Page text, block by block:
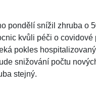
pondělí snížil zhruba o
kvůli péči o
pokles
snižování počtu
stejný.